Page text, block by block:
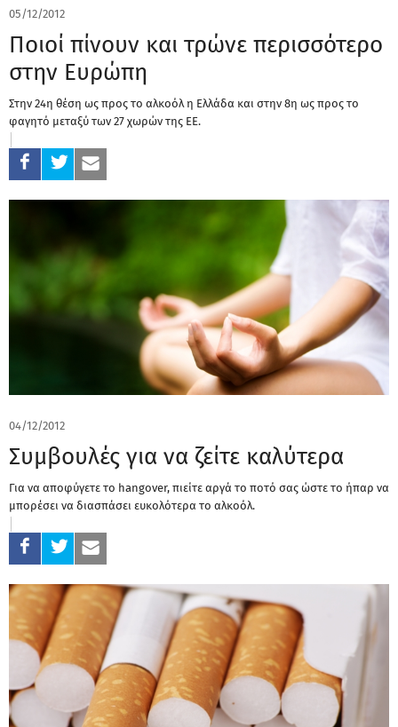
05/12/2012
Ποιοί πίνουν και τρώνε περισσότερο
στην Ευρώπη
Στην 24η θέση ως προς το αλκοόλ η Ελλάδα και στην 8η ως προς το
φαγητό μεταξύ των 27 χωρών της ΕΕ.
04/12/2012
Συμβουλές για να ζείτε καλύτερα
Για να αποφύγετε το hangover, πιείτε αργά το ποτό σας ώστε το ήπαρ να
μπορέσει να διασπάσει ευκολότερα το αλκοόλ.